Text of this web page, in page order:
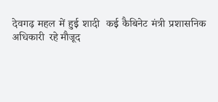
देवगढ़ महल में हुई शादी कई कैबिनेट मंत्री प्रशासनिक
अधिकारी रहे मौजूद